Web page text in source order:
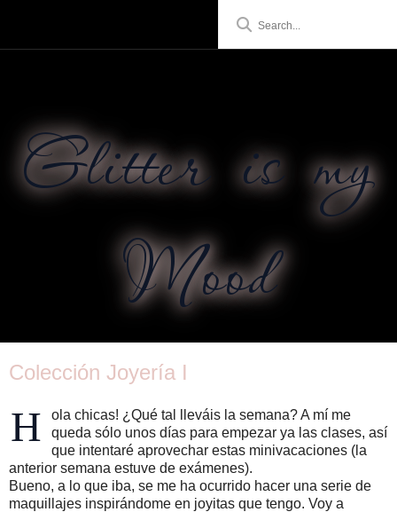
Glitter is my
Mood
Colección Joyería I
H
ola chicas! ¿Qué tal lleváis la semana? A mí me
queda sólo unos días para empezar ya las clases, así
que intentaré aprovechar estas minivacaciones (la
anterior semana estuve de exámenes).
Bueno, a lo que iba, se me ha ocurrido hacer una serie de
maquillajes inspirándome en joyitas que tengo. Voy a